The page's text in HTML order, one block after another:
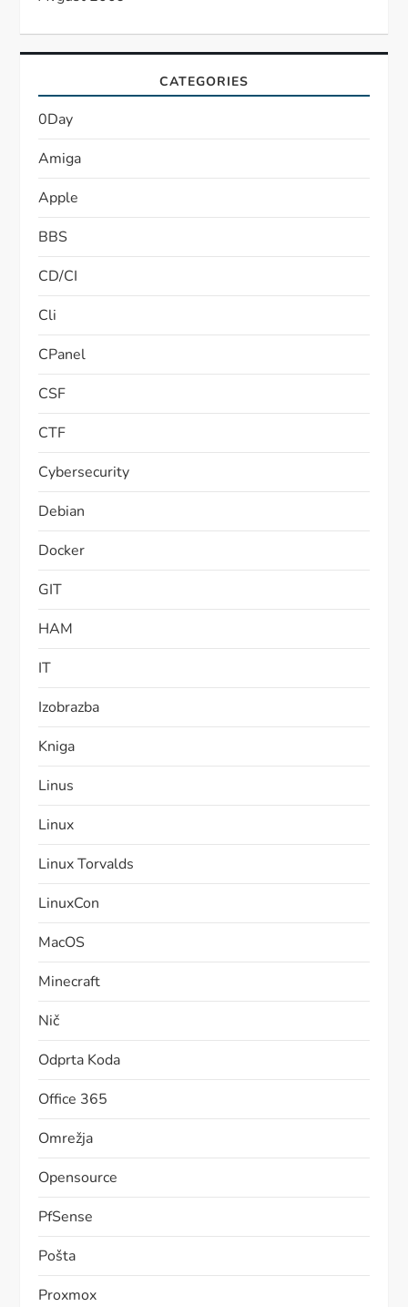
CATEGORIES
0Day
Amiga
Apple
BBS
CD/CI
Cli
CPanel
CSF
CTF
Cybersecurity
Debian
Docker
GIT
HAM
IT
Izobrazba
Kniga
Linus
Linux
Linux Torvalds
LinuxCon
MacOS
Minecraft
Nič
Odprta Koda
Office 365
Omrežja
Opensource
PfSense
Pošta
Proxmox